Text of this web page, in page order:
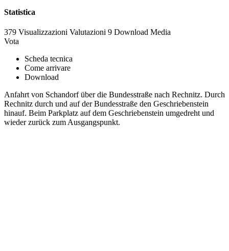
Statistica
379 Visualizzazioni Valutazioni 9 Download Media
Vota
Scheda tecnica
Come arrivare
Download
Anfahrt von Schandorf über die Bundesstraße nach Rechnitz. Durch
Rechnitz durch und auf der Bundesstraße den Geschriebenstein
hinauf. Beim Parkplatz auf dem Geschriebenstein umgedreht und
wieder zurück zum Ausgangspunkt.